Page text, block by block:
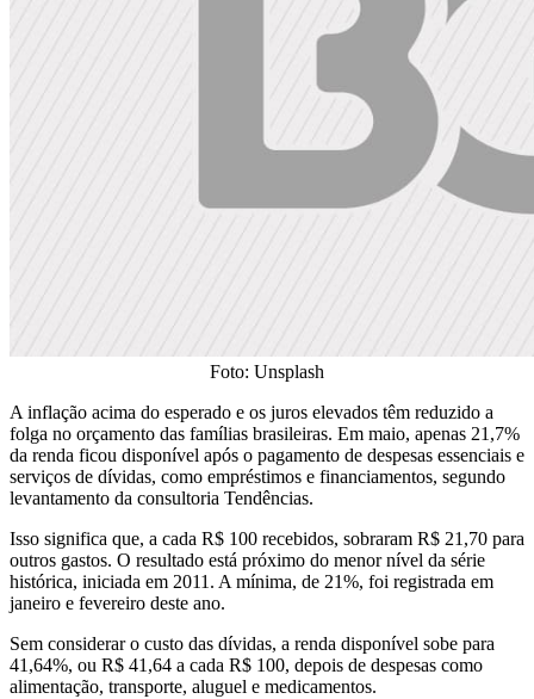
Foto: Unsplash
A inflação acima do esperado e os juros elevados têm reduzido a
folga no orçamento das famílias brasileiras. Em maio, apenas 21,7%
da renda ficou disponível após o pagamento de despesas essenciais e
serviços de dívidas, como empréstimos e financiamentos, segundo
levantamento da consultoria Tendências.
Isso significa que, a cada R$ 100 recebidos, sobraram R$ 21,70 para
outros gastos. O resultado está próximo do menor nível da série
histórica, iniciada em 2011. A mínima, de 21%, foi registrada em
janeiro e fevereiro deste ano.
Sem considerar o custo das dívidas, a renda disponível sobe para
41,64%, ou R$ 41,64 a cada R$ 100, depois de despesas como
alimentação, transporte, aluguel e medicamentos.